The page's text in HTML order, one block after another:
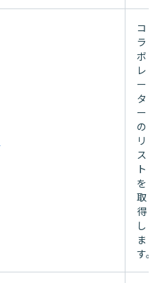
コ
ラ
ボ
レ
ー
タ
ー
の
リ
ス
ト
を
取
得
し
ま
す。